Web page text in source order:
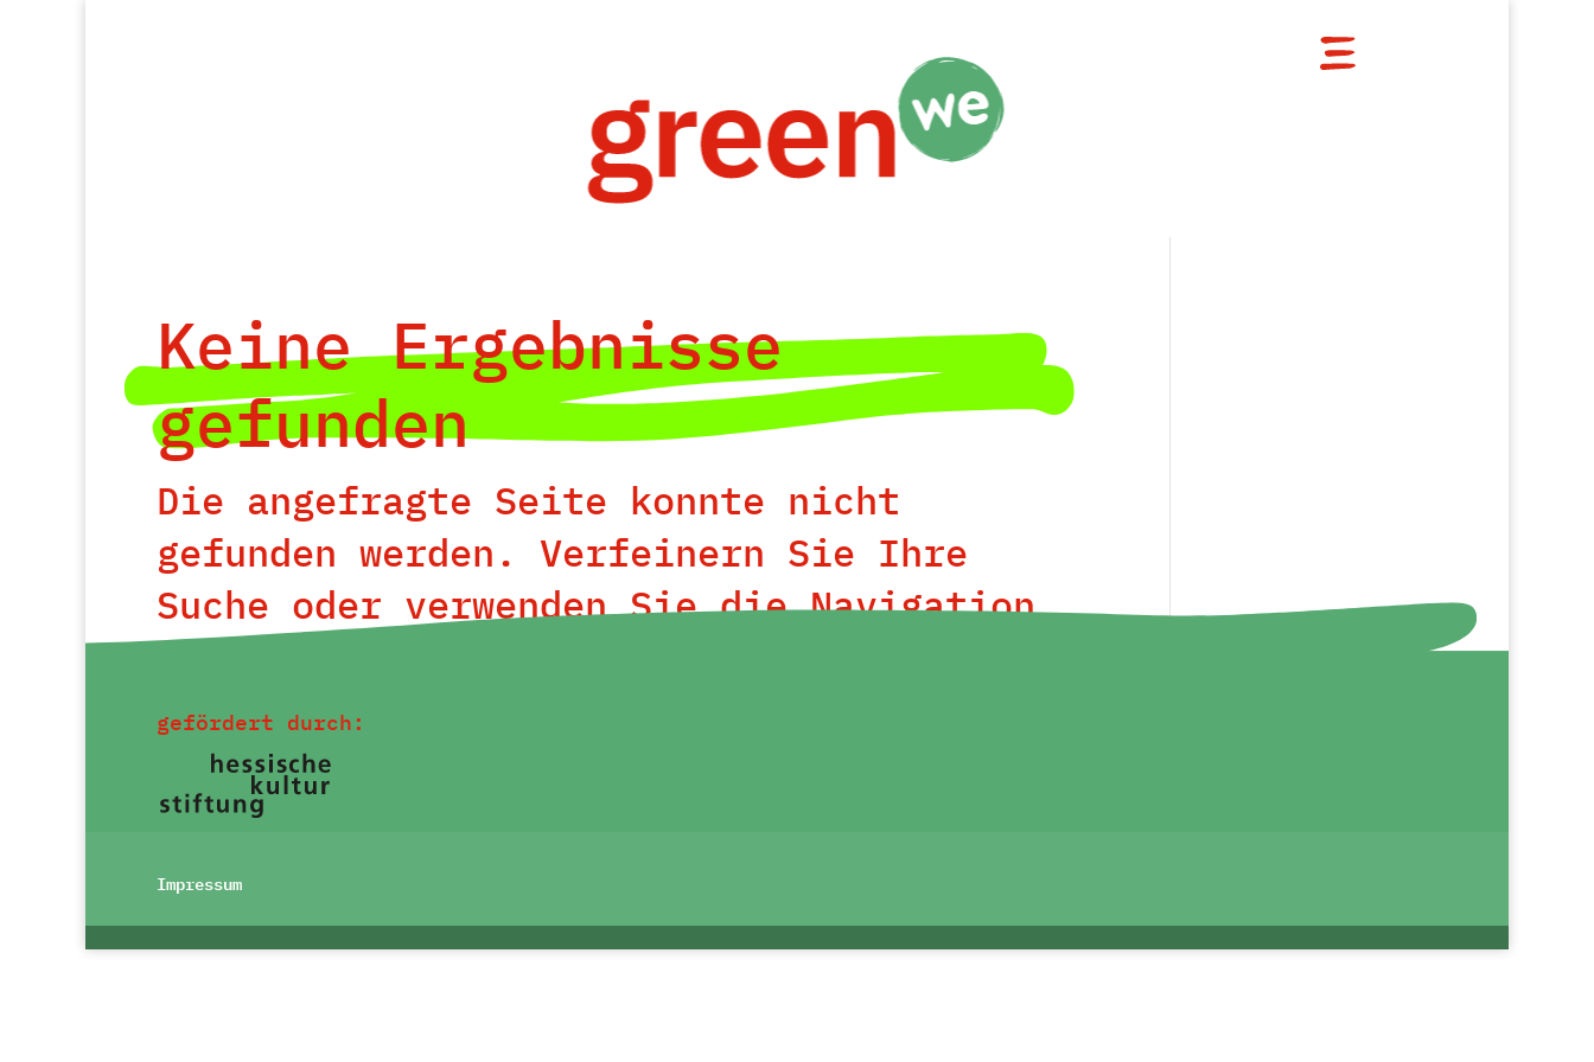
Keine Ergebnisse
gefunden
Die angefragte Seite konnte nicht
gefunden werden. Verfeinern Sie Ihre
Suche oder verwenden Sie die Navigation
oben, um den Beitrag zu finden.
gefördert durch:
Impressum